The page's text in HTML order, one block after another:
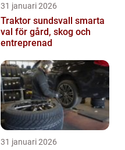
31 januari 2026
Traktor sundsvall smarta
val för gård, skog och
entreprenad
31 januari 2026